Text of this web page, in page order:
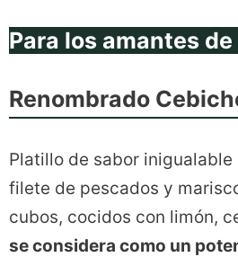
Para los amantes
Renombrado
Platillo de sabor inigualable
filete de pescados y
cubos, cocidos con limón,
se considera como un